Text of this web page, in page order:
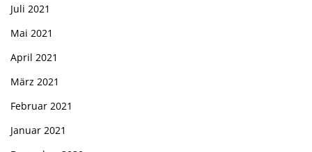
Juli 2021
Mai 2021
April 2021
März 2021
Februar 2021
Januar 2021